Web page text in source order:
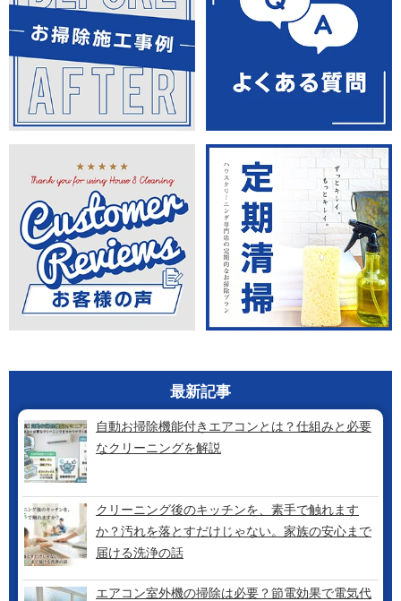
最新記事
自動お掃除機能付きエアコンとは？仕組みと必要
なクリーニングを解説
クリーニング後のキッチンを、素手で触れます
か？汚れを落とすだけじゃない。家族の安心まで
届ける洗浄の話
エアコン室外機の掃除は必要？節電効果で電気代